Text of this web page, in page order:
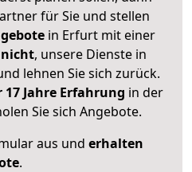
für Sie und stellen
in Erfurt mit einer
nicht, unsere Dienste in
lehnen Sie sich zurück.
Jahre Erfahrung in der
Sie sich Angebote.
aus und erhalten
.